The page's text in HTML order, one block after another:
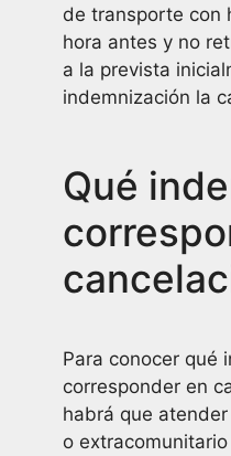
de transporte con
hora antes y no
a la prevista
indemnización la
Qué
Para conocer qué
corresponder en
habrá que
o